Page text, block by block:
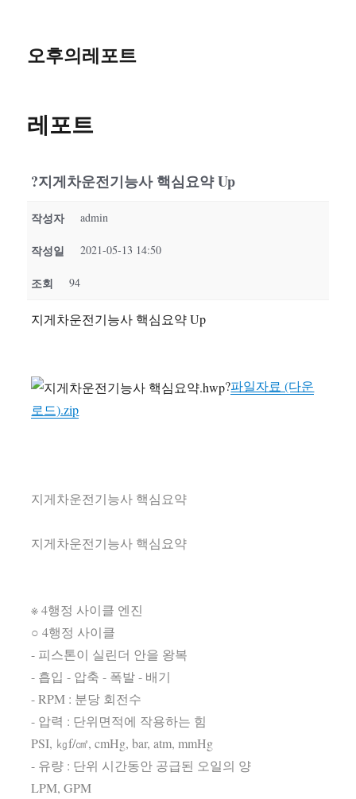
오후의레포트
레포트
?지게차운전기능사 핵심요약 Up
작성자 admin
작성일 2021-05-13 14:50
조회 94
지게차운전기능사 핵심요약 Up
?파일자료 (다운
로드).zip
지게차운전기능사 핵심요약
지게차운전기능사 핵심요약
※ 4행정 사이클 엔진
○ 4행정 사이클
- 피스톤이 실린더 안을 왕복
- 흡입 - 압축 - 폭발 - 배기
- RPM : 분당 회전수
- 압력 : 단위면적에 작용하는 힘
PSI, ㎏f/㎠, cmHg, bar, atm, mmHg
- 유량 : 단위 시간동안 공급된 오일의 양
LPM, GPM